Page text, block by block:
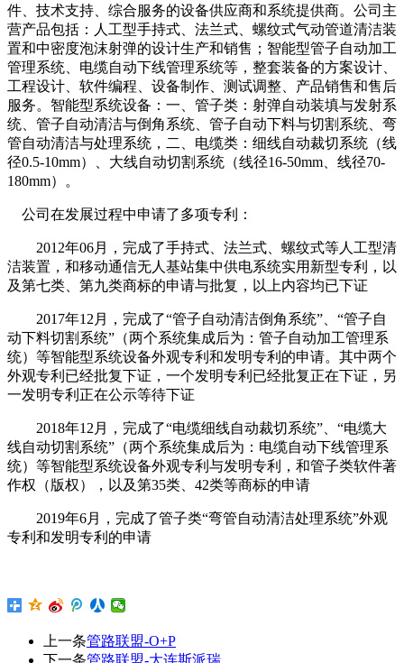
件、技术支持、综合服务的设备供应商和系统提供商。公司主
营产品包括：人工型手持式、法兰式、螺纹式气动管道清洁装
置和中密度泡沫射弹的设计生产和销售；智能型管子自动加工
管理系统、电缆自动下线管理系统等，整套装备的方案设计、
工程设计、软件编程、设备制作、测试调整、产品销售和售后
服务。智能型系统设备：一、管子类：射弹自动装填与发射系
统、管子自动清洁与倒角系统、管子自动下料与切割系统、弯
管自动清洁与处理系统，二、电缆类：细线自动裁切系统（线
径0.5-10mm）、大线自动切割系统（线径16-50mm、线径70-
180mm）。
公司在发展过程中申请了多项专利：
2012年06月，完成了手持式、法兰式、螺纹式等人工型清
洁装置，和移动通信无人基站集中供电系统实用新型专利，以
及第七类、第九类商标的申请与批复，以上内容均已下证
2017年12月，完成了“管子自动清洁倒角系统”、“管子自
动下料切割系统”（两个系统集成后为：管子自动加工管理系
统）等智能型系统设备外观专利和发明专利的申请。其中两个
外观专利已经批复下证，一个发明专利已经批复正在下证，另
一发明专利正在公示等待下证
2018年12月，完成了“电缆细线自动裁切系统”、“电缆大
线自动切割系统”（两个系统集成后为：电缆自动下线管理系
统）等智能型系统设备外观专利与发明专利，和管子类软件著
作权（版权），以及第35类、42类等商标的申请
2019年6月，完成了管子类“弯管自动清洁处理系统”外观
专利和发明专利的申请
上一条管路联盟-O+P
下一条管路联盟-大连斯派瑞